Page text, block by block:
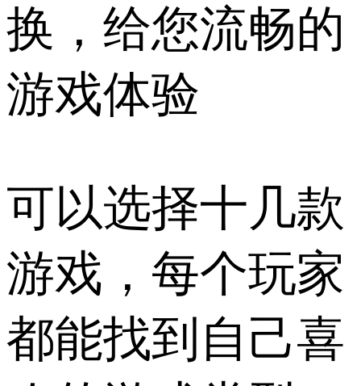
换，给您流畅的
游戏体验
可以选择十几款
游戏，每个玩家
都能找到自己喜